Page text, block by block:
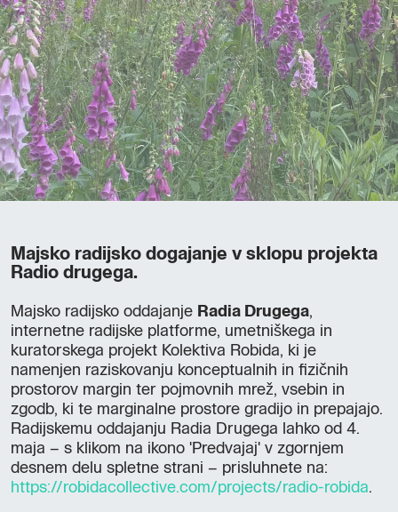
Majsko radijsko dogajanje v sklopu projekta
Radio drugega.
Majsko radijsko oddajanje Radia Drugega,
internetne radijske platforme, umetniškega in
kuratorskega projekt Kolektiva Robida, ki je
namenjen raziskovanju konceptualnih in fizičnih
prostorov margin ter pojmovnih mrež, vsebin in
zgodb, ki te marginalne prostore gradijo in prepajajo.
Radijskemu oddajanju Radia Drugega lahko od 4.
maja – s klikom na ikono 'Predvajaj' v zgornjem
desnem delu spletne strani – prisluhnete na:
https://robidacollective.com/projects/radio-robida.